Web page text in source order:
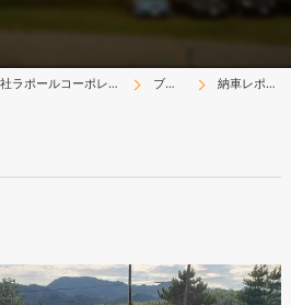
町田市の自動車販売は株式会社ラポールコーポレーション ブログ 納車レポート